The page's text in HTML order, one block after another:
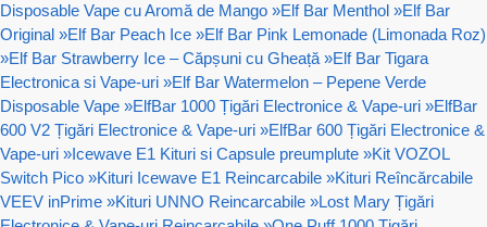
Disposable Vape cu Aromă de Mango »Elf Bar Menthol »Elf Bar
Original »Elf Bar Peach Ice »Elf Bar Pink Lemonade (Limonada Roz)
»Elf Bar Strawberry Ice – Căpșuni cu Gheață »Elf Bar Tigara
Electronica si Vape-uri »Elf Bar Watermelon – Pepene Verde
Disposable Vape »ElfBar 1000 Țigări Electronice & Vape-uri »ElfBar
600 V2 Țigări Electronice & Vape-uri »ElfBar 600 Țigări Electronice &
Vape-uri »Icewave E1 Kituri si Capsule preumplute »Kit VOZOL
Switch Pico »Kituri Icewave E1 Reincarcabile »Kituri Reîncărcabile
VEEV inPrime »Kituri UNNO Reincarcabile »Lost Mary Țigări